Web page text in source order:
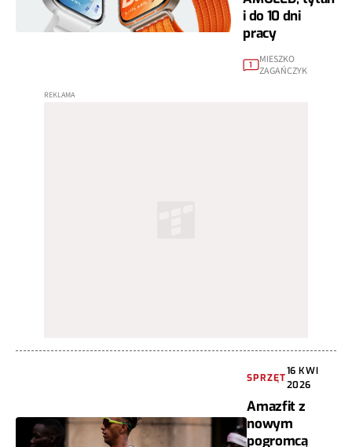
i do 10 dni
pracy
1
MIESZKO
ZAGAŃCZYK
SPRZĘT
16 KWI
2026
Amazfit z
nowym
pogromcą